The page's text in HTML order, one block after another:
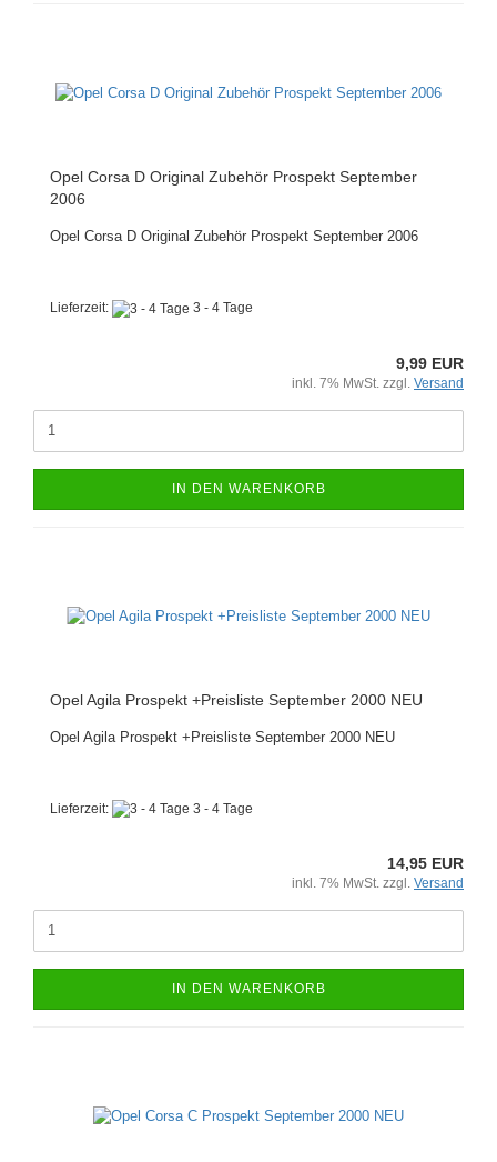
Opel Corsa D Original Zubehör Prospekt September
2006
Opel Corsa D Original Zubehör Prospekt September 2006
Lieferzeit: 3 - 4 Tage
9,99 EUR
inkl. 7% MwSt. zzgl. Versand
IN DEN WARENKORB
Opel Agila Prospekt +Preisliste September 2000 NEU
Opel Agila Prospekt +Preisliste September 2000 NEU
Lieferzeit: 3 - 4 Tage
14,95 EUR
inkl. 7% MwSt. zzgl. Versand
IN DEN WARENKORB